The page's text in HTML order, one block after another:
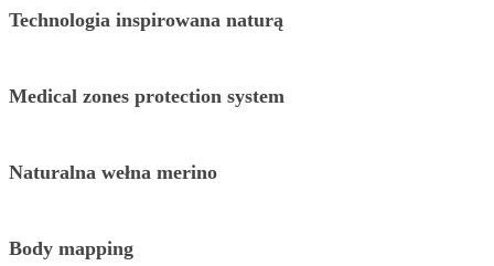
Technologia inspirowana naturą
Medical zones protection system
Naturalna wełna merino
Body mapping